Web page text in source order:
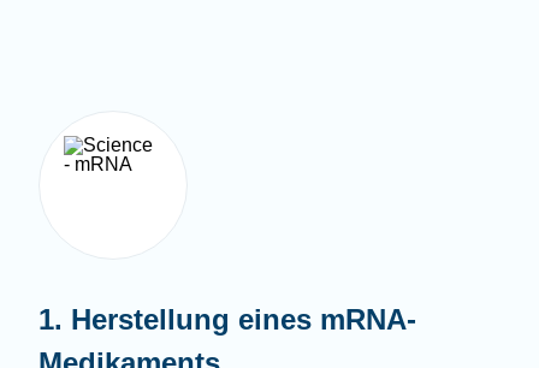
1. Herstellung eines mRNA-